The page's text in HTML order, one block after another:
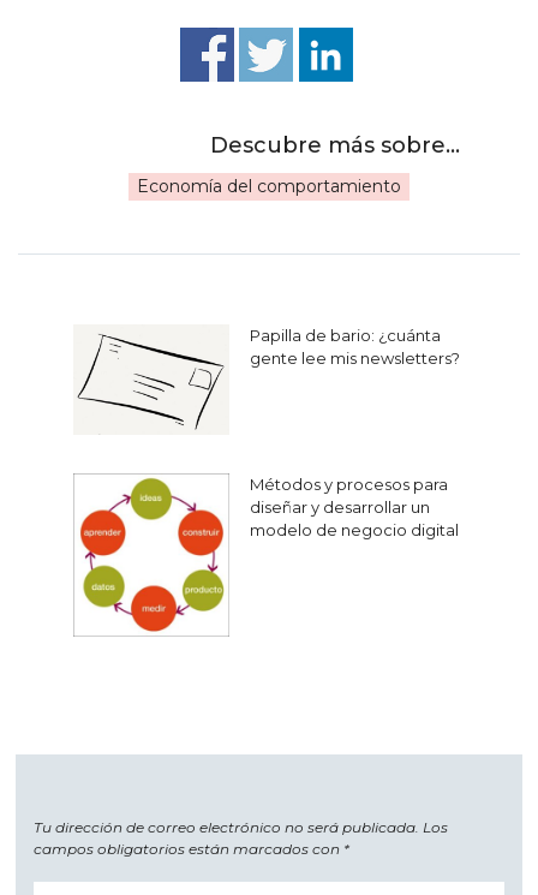
Economía del comportamiento
Navegación
de
entradas
Papilla de bario: ¿cuánta
gente lee mis newsletters?
Métodos y procesos para
diseñar y desarrollar un
modelo de negocio digital
Tu dirección de correo electrónico no será publicada. Los
campos obligatorios están marcados con *